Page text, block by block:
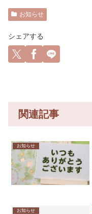
お知らせ
シェアする
関連記事
お知らせ
お知らせ